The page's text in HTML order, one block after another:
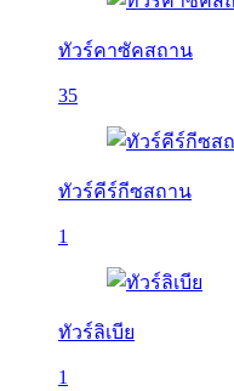
ทัวร์คาซัคสถาน
35
ทัวร์คีร์กีซสถาน
1
ทัวร์ลิเบีย
1